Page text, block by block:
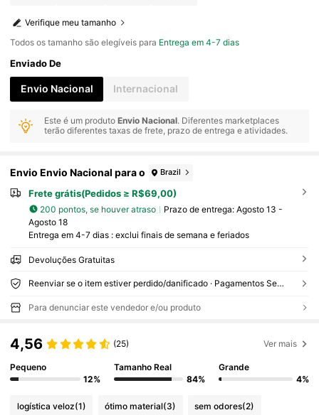
Verifique meu tamanho
Todos os tamanho são elegíveis para Entrega em 4-7 dias
Enviado De
Envio Nacional Internacional
Este é um produtoEnvio Nacional. Diferentes marketplaces
terão diferentes taxas de frete, prazo de entrega e atividades.
Envio Envio Nacional para o Brazil
Frete grátis(Pedidos ≥ R$69,00)
200 pontos, se houver atraso Prazo de entrega: Agosto 13 -
Agosto 18
Entrega em 4-7 dias : exclui finais de semana e feriados
Devoluções Gratuitas
Reenviar se o item estiver perdido/danificado · Pagamentos Seguros · Proteção de privacidade
Para denunciar este vendedor e/ou produto
4,56 (25) Ver mais
Pequeno
12%
Tamanho Real
84%
Grande
4%
logística veloz(1) ótimo material(3) sem odores(2)